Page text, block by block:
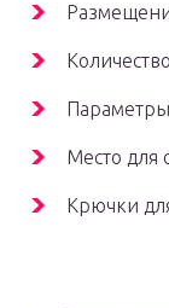
Место для
Крючки